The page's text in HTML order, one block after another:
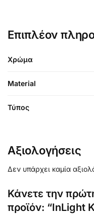
Επιπλέον
Χρώμα
Material
Τύπος
Αξιολογήσεις
Δεν υπάρχει καμία
Κάνετε την
προϊόν: “InLight